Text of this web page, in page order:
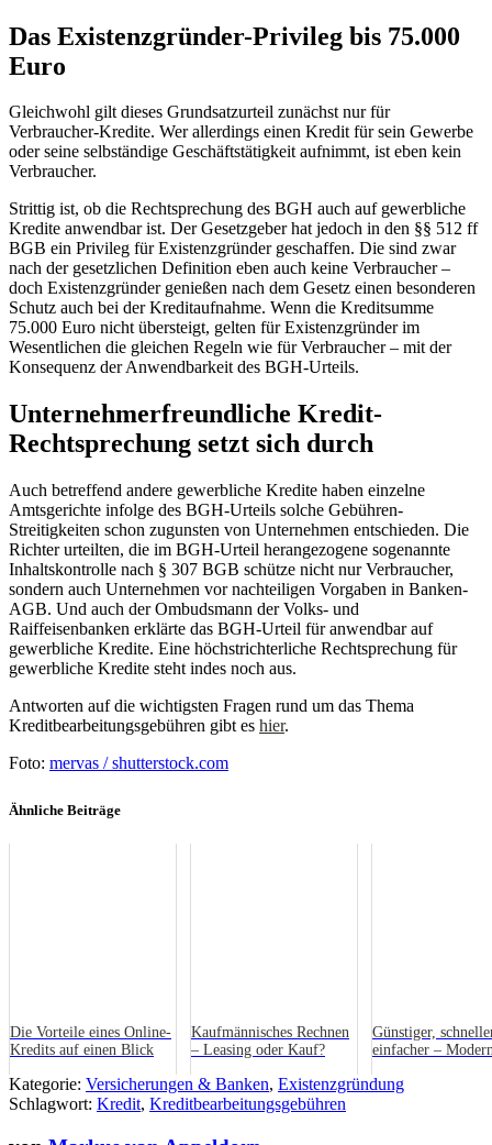
Das Existenzgründer-Privileg bis 75.000
Euro
Gleichwohl gilt dieses Grundsatzurteil zunächst nur für
Verbraucher-Kredite. Wer allerdings einen Kredit für sein Gewerbe
oder seine selbständige Geschäftstätigkeit aufnimmt, ist eben kein
Verbraucher.
Strittig ist, ob die Rechtsprechung des BGH auch auf gewerbliche
Kredite anwendbar ist. Der Gesetzgeber hat jedoch in den §§ 512 ff
BGB ein Privileg für Existenzgründer geschaffen. Die sind zwar
nach der gesetzlichen Definition eben auch keine Verbraucher –
doch Existenzgründer genießen nach dem Gesetz einen besonderen
Schutz auch bei der Kreditaufnahme. Wenn die Kreditsumme
75.000 Euro nicht übersteigt, gelten für Existenzgründer im
Wesentlichen die gleichen Regeln wie für Verbraucher – mit der
Konsequenz der Anwendbarkeit des BGH-Urteils.
Unternehmerfreundliche Kredit-
Rechtsprechung setzt sich durch
Auch betreffend andere gewerbliche Kredite haben einzelne
Amtsgerichte infolge des BGH-Urteils solche Gebühren-
Streitigkeiten schon zugunsten von Unternehmen entschieden. Die
Richter urteilten, die im BGH-Urteil herangezogene sogenannte
Inhaltskontrolle nach § 307 BGB schütze nicht nur Verbraucher,
sondern auch Unternehmen vor nachteiligen Vorgaben in Banken-
AGB. Und auch der Ombudsmann der Volks- und
Raiffeisenbanken erklärte das BGH-Urteil für anwendbar auf
gewerbliche Kredite. Eine höchstrichterliche Rechtsprechung für
gewerbliche Kredite steht indes noch aus.
Antworten auf die wichtigsten Fragen rund um das Thema
Kreditbearbeitungsgebühren gibt es hier.
Foto: mervas / shutterstock.com
Ähnliche Beiträge
Die Vorteile eines Online-
Kredits auf einen Blick
Kaufmännisches Rechnen
– Leasing oder Kauf?
Günstiger,
einfacher –
mit Fintechs
Kategorie: Versicherungen & Banken, Existenzgründung
Schlagwort: Kredit, Kreditbearbeitungsgebühren